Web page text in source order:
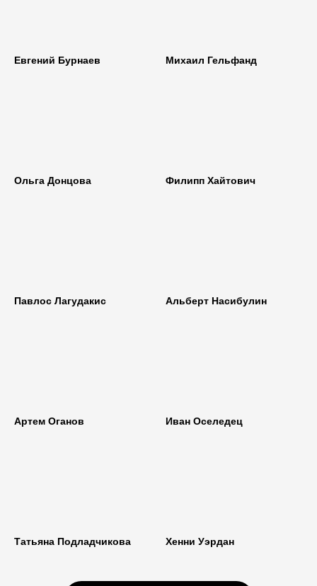
Евгений Бурнаев Михаил Гельфанд
Ольга Донцова Филипп Хайтович
Павлос Лагудакис Альберт Насибулин
Артем Оганов Иван Оселедец
Татьяна Подладчикова Хенни Уэрдан